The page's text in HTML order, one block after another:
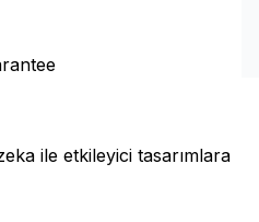
ile etkileyici tasarımlara